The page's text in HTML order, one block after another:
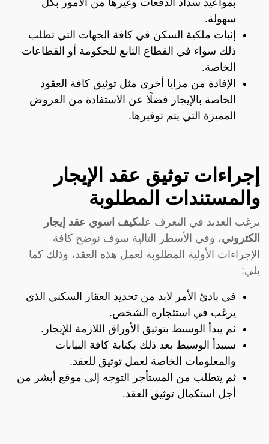
بمواعيد سداد الدفعات وغيرها من الأمور بكل
سهولة.
إثبات ملكية السكن في كافة الجهات التي تطلب
ذلك سواء في القطاع التابع للحكومة أو القطاعات
الخاصة.
الإفادة من مزايا أخرى مثل توثيق كافة العقود
الخاصة بالإيجار فضلًا عن الاستفادة من العروض
المميزة التي يتم توفيرها.
إجراءات توثيق عقد الإيجار
والمستندات المطلوبة
يرغب العديد في التعرف علىكيف اسوي عقد إيجار
الكتروني، وفي الأسطر التالية سوف نوضح كافة
الإجراءات الأولية المطلوبة لعمل هذه العقد، وذلك كما
يلي:
في بادئ الأمر لابد من تحديد العقار السكني الذي
يرغب في استئجاره الشخص.
ثم يبدأ الوسيط بتوثيق الأوراق اللازمة للإيجار.
سيبدأ الوسيط بعد ذلك بكتابة كافة البيانات
والمعلومات الخاصة لعمل توثيق للعقد.
ثم يتطلب من المستأجر التوجه إلى موقع أبشر من
أجل استكمال توثيق العقد.